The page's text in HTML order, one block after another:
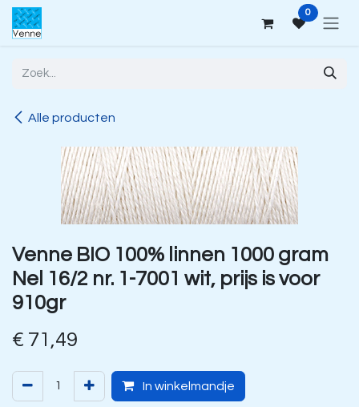
Overslaan naar inhoud 0
Alle producten
Venne BIO 100% linnen 1000 gram
Nel 16/2 nr. 1-7001 wit, prijs is voor
910gr
€ 71,49
In winkelmandje